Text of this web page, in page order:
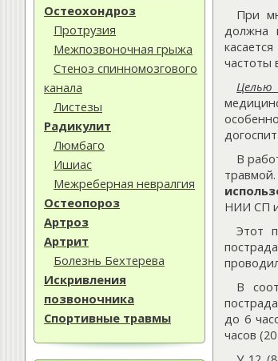
Остеохондроз
Протрузия
Межпозвоночная грыжа
Стеноз спинномозгового
канала
Листезы
Радикулит
Люмбаго
Ишиас
Межреберная невралгия
Остеопороз
Артроз
Артрит
Болезнь Бехтерева
Искривления
позвоночника
Спортивные травмы
При
должна
частоты
В
НИИ СП
Этот
В
до 6
часов